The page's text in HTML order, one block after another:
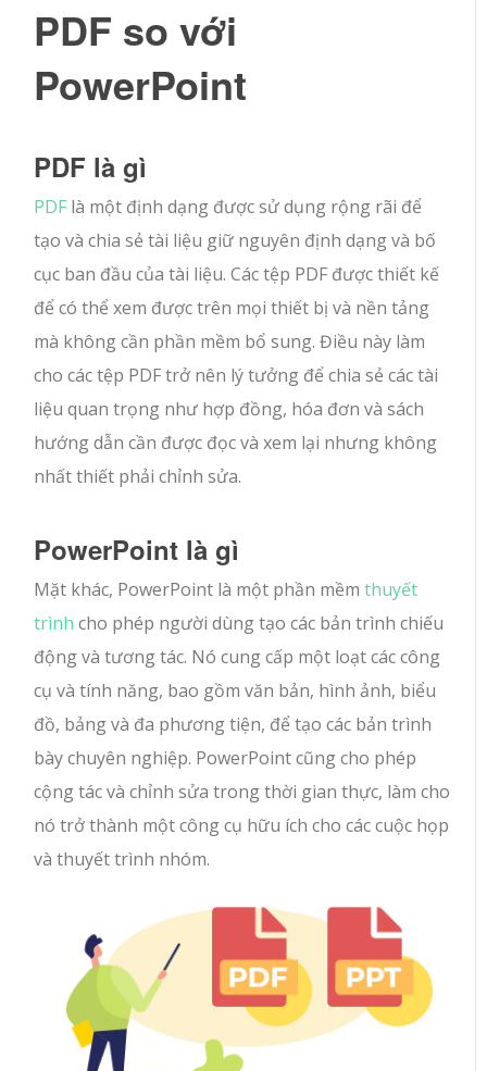
PDF so với
PowerPoint
PDF là gì
PDF là một định dạng được sử dụng rộng rãi để
tạo và chia sẻ tài liệu giữ nguyên định dạng và bố
cục ban đầu của tài liệu. Các tệp PDF được thiết kế
để có thể xem được trên mọi thiết bị và nền tảng
mà không cần phần mềm bổ sung. Điều này làm
cho các tệp PDF trở nên lý tưởng để chia sẻ các tài
liệu quan trọng như hợp đồng, hóa đơn và sách
hướng dẫn cần được đọc và xem lại nhưng không
nhất thiết phải chỉnh sửa.
PowerPoint là gì
Mặt khác, PowerPoint là một phần mềmthuyết
trình cho phép người dùng tạo các bản trình chiếu
động và tương tác. Nó cung cấp một loạt các công
cụ và tính năng, bao gồm văn bản, hình ảnh, biểu
đồ, bảng và đa phương tiện, để tạo các bản trình
bày chuyên nghiệp. PowerPoint cũng cho phép
cộng tác và chỉnh sửa trong thời gian thực, làm cho
nó trở thành một công cụ hữu ích cho các cuộc họp
và thuyết trình nhóm.